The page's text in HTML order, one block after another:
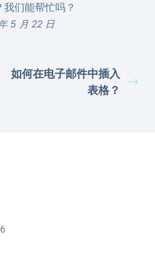
们能帮忙吗？
5 月 22 日
如何在电子邮件中插入
表格？